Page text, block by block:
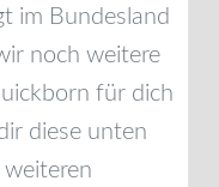
im Bundesland
noch weitere
für dich
diese unten
weiteren